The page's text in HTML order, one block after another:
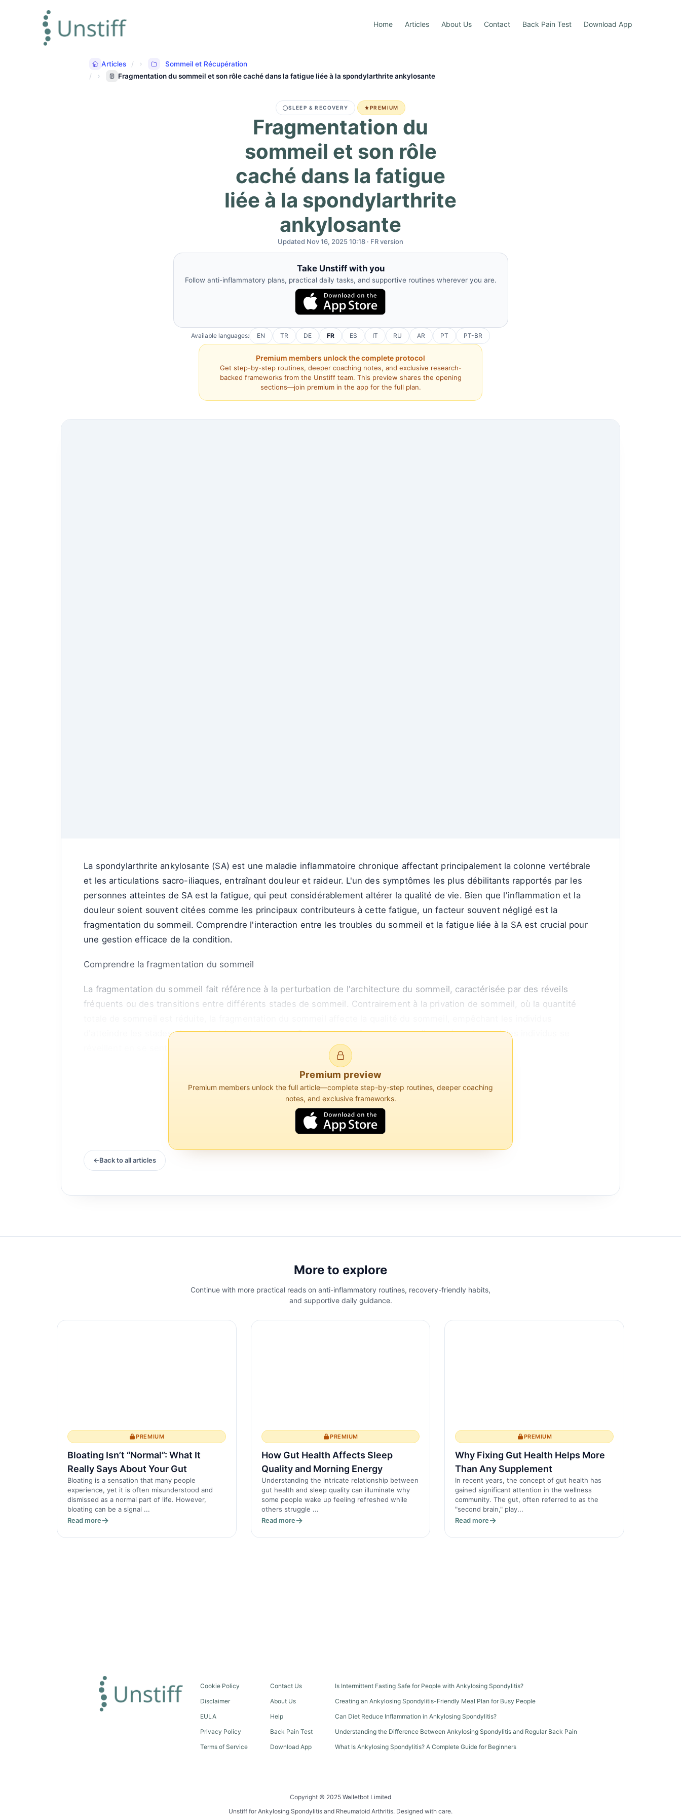
Home Articles About Us Contact Back Pain Test Download App
Articles
Sommeil et Récupération
Fragmentation du sommeil et son rôle caché dans la fatigue liée à la spondylarthrite ankylosante
SLEEP & RECOVERY PREMIUM
Fragmentation du
sommeil et son rôle
caché dans la fatigue
liée à la spondylarthrite
ankylosante
Updated Nov 16, 2025 10:18 · FR version
Take Unstiff with you
Follow anti-inflammatory plans, practical daily tasks, and supportive routines wherever you are.
Available languages: EN TR DE FR ES IT RU AR PT PT-BR
Premium members unlock the complete protocol
Get step-by-step routines, deeper coaching notes, and exclusive research-
backed frameworks from the Unstiff team. This preview shares the opening
sections—join premium in the app for the full plan.
La spondylarthrite ankylosante (SA) est une maladie inflammatoire chronique affectant principalement la colonne vertébrale
et les articulations sacro-iliaques, entraînant douleur et raideur. L'un des symptômes les plus débilitants rapportés par les
personnes atteintes de SA est la fatigue, qui peut considérablement altérer la qualité de vie. Bien que l'inflammation et la
douleur soient souvent citées comme les principaux contributeurs à cette fatigue, un facteur souvent négligé est la
fragmentation du sommeil. Comprendre l'interaction entre les troubles du sommeil et la fatigue liée à la SA est crucial pour
une gestion efficace de la condition.
Comprendre la fragmentation du sommeil
La fragmentation du sommeil fait référence à la perturbation de l'architecture du sommeil, caractérisée par des réveils
fréquents ou des transitions entre différents stades de sommeil. Contrairement à la privation de sommeil, où la quantité
d'atteindre les stades plus profonds et réparateurs. Cela peut entraîner un sommeil non réparateur, où les individus se
Premium preview
Premium members unlock the full article—complete step-by-step routines, deeper coaching
notes, and exclusive frameworks.
Back to all articles
More to explore
Continue with more practical reads on anti-inflammatory routines, recovery-friendly habits,
and supportive daily guidance.
PREMIUM
Bloating Isn’t “Normal”: What It
Really Says About Your Gut
Bloating is a sensation that many people
experience, yet it is often misunderstood and
dismissed as a normal part of life. However,
bloating can be a signal ...
Read more
PREMIUM
How Gut Health Affects Sleep
Quality and Morning Energy
Understanding the intricate relationship between
gut health and sleep quality can illuminate why
some people wake up feeling refreshed while
others struggle ...
Read more
PREMIUM
Why Fixing Gut Health Helps More
Than Any Supplement
In recent years, the concept of gut health has
gained significant attention in the wellness
community. The gut, often referred to as the
"second brain," play...
Read more
Cookie Policy
Disclaimer
EULA
Privacy Policy
Terms of Service
Contact Us
About Us
Help
Back Pain Test
Download App
Is Intermittent Fasting Safe for People with Ankylosing Spondylitis?
Creating an Ankylosing Spondylitis-Friendly Meal Plan for Busy People
Can Diet Reduce Inflammation in Ankylosing Spondylitis?
Understanding the Difference Between Ankylosing Spondylitis and Regular Back Pain
What Is Ankylosing Spondylitis? A Complete Guide for Beginners
Copyright © 2025 Walletbot Limited
Unstiff for Ankylosing Spondylitis and Rheumatoid Arthritis. Designed with care.